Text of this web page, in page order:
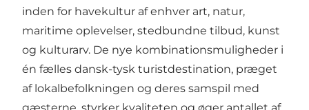
inden for havekultur af enhver art, natur,
maritime oplevelser, stedbundne tilbud, kunst
og kulturarv. De nye kombinationsmuligheder i
én fælles dansk-tysk turistdestination, præget
af lokalbefolkningen og deres samspil med